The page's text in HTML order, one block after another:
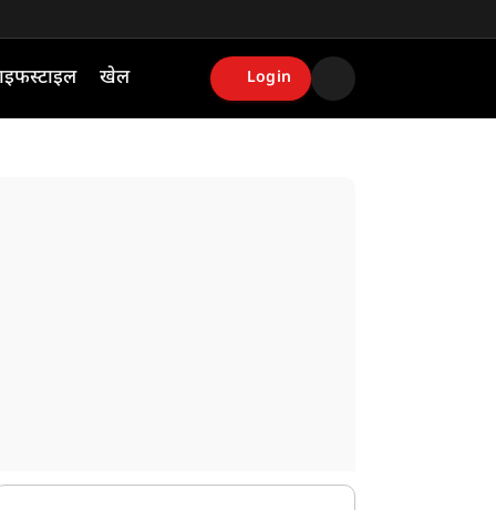
खेल Login